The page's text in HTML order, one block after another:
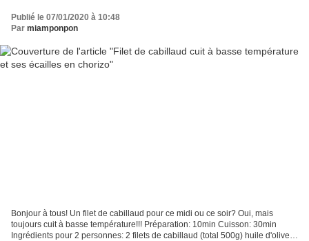
Publié le 07/01/2020 à 10:48
Par miamponpon
Bonjour à tous! Un filet de cabillaud pour ce midi ou ce soir? Oui, mais
toujours cuit à basse température!!! Préparation: 10min Cuisson: 30min
Ingrédients pour 2 personnes: 2 filets de cabillaud (total 500g) huile d'olive*